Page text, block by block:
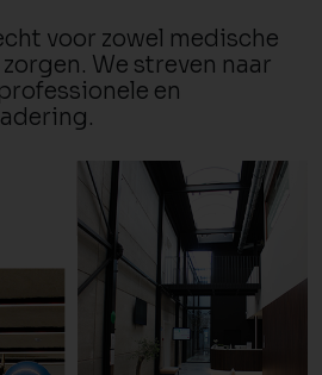
voor zowel medische
We streven naar
en